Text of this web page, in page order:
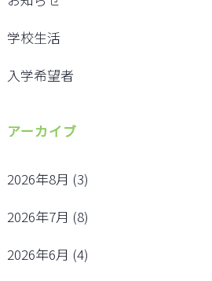
学校生活
入学希望者
アーカイブ
2026年8月 (3)
2026年7月 (8)
2026年6月 (4)